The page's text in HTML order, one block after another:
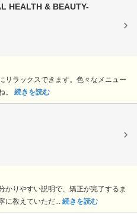
HEALTH & BEAUTY-
リラックスできます。色々なメニュー
。 続きを読む
かりやすい説明で、矯正が完了するま
に教えていただ... 続きを読む